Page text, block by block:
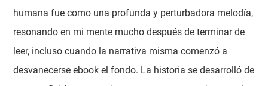
humana fue como una profunda y perturbadora melodía,
resonando en mi mente mucho después de terminar de
leer, incluso cuando la narrativa misma comenzó a
desvanecerse ebook el fondo. La historia se desarrolló de